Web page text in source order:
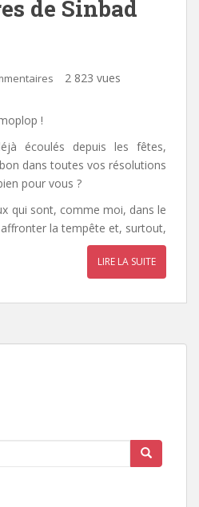
de Sinbad
2 823 vues
!
écoulés depuis les fêtes,
dans toutes vos résolutions
pour vous ?
qui sont, comme moi, dans le
la tempête et, surtout,
LIRE LA SUITE